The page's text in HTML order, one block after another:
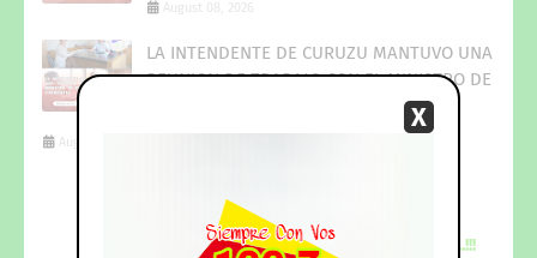
August 08, 2026
LA INTENDENTE DE CURUZU MANTUVO UNA
REUNION DE TRABAJO CON EL MINISTRO DE
DESARROLLO SOCIAL DE CORRIENTES
August 08, 2026
....!!!-Whatsapp_+543774551238-
DESCARGANUESTRA NUEVA
X